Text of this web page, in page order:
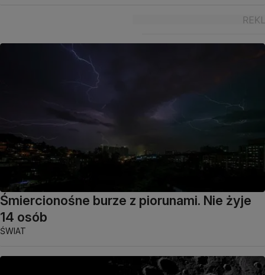
Śmiercionośne burze z piorunami. Nie żyje
14 osób
ŚWIAT